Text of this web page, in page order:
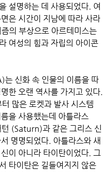
설명하는 데 사용되었다. 여
은 시간이 지남에 따라 사라
의 부상으로 아르테미스는
여성의 힘과 자립의 아이콘
는 신화 속 인물의 이름을 따
한 오랜 역사를 가지고 있다.
많은 로켓과 발사 시스템
을 사용했는데 아틀라스
(Saturn)과 같은 그리스 신
명명되었다. 아틀라스와 새
이 아니라 타이탄이었다. 그
타이탄은 길들여지지 않은